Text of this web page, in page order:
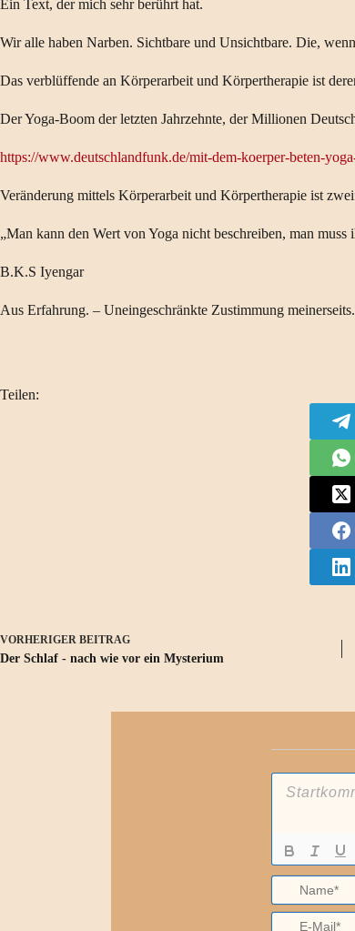
Ein Text, der mich sehr berührt hat.
Wir alle haben Narben. Sichtbare und Unsichtbare. Die,
Das verblüffende an Körperarbeit und Körpertherapie ist
Der Yoga-Boom der letzten Jahrzehnte, der Millionen
https://www.deutschlandfunk.de/mit-dem-koerper-beten-
Veränderung mittels Körperarbeit und Körpertherapie ist
„Man kann den Wert von Yoga nicht beschreiben, man muss
B.K.S Iyengar
Aus Erfahrung. – Uneingeschränkte Zustimmung meinerseits.
Teilen:
VORHERIGER BEITRAG
Der Schlaf - nach wie vor ein Mysterium